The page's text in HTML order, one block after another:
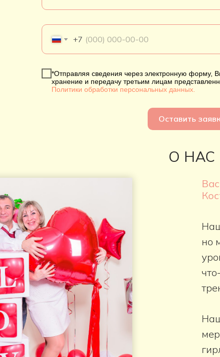
+7
*Отправляя сведения через электронную форму,
хранение и передачу третьим лицам
Политики обработки персональных данных.
Оставить
О НАС
но